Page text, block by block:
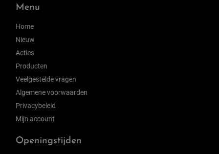
Menu
Home
Nieuw
Acties
Producten
Veelgestelde vragen
Algemene voorwaarden
Privacybeleid
Mijn account
Openingstijden